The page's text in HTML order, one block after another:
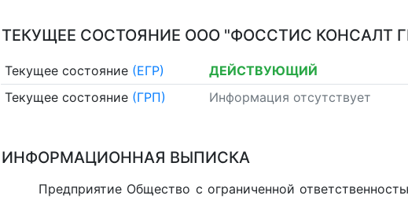
ТЕКУЩЕЕ СОСТОЯНИЕ ООО "ФОССТИС КОНСАЛТ
Текущее состояние (ЕГР)
ДЕЙСТВУЮЩИЙ
Текущее состояние (ГРП) Информация отсутствует
ИНФОРМАЦИОННАЯ ВЫПИСКА
Предприятие Общество с ограниченной